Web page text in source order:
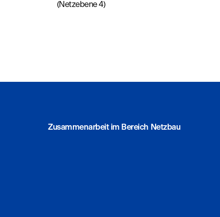
(Netzebene 4)
Zusammenarbeit im Bereich Netzbau